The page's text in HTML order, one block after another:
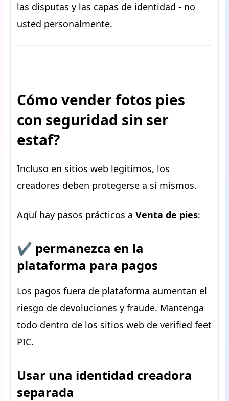
las disputas y las capas de identidad - no
usted personalmente.
Cómo vender fotos pies
con seguridad sin ser
estaf?
Incluso en sitios web legítimos, los
creadores deben protegerse a sí mismos.
Aquí hay pasos prácticos a Venta de pies:
✔ permanezca en la
plataforma para pagos
Los pagos fuera de plataforma aumentan el
riesgo de devoluciones y fraude. Mantenga
todo dentro de los sitios web de verified feet
PIC.
Usar una identidad creadora
separada